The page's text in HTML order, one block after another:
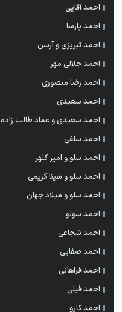
احمد آقایی
احمد پارسا
احمد تبریزی و آرسن
احمد جلالی مهر
احمد رضا منصوری
احمد سعیدی
احمد سعیدی و عماد طالب زاده
احمد سلفی
احمد سلو و امیر کلهر
احمد سلو و سینا کریمی
احمد سلو و میلاد جهان
احمد سولو
احمد شجاعی
احمد صفایی
احمد فراهانی
احمد فیلی
احمد کارو